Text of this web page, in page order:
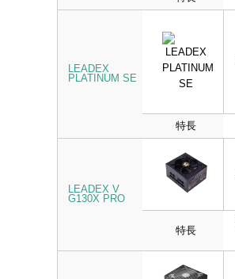
LEADEX
PLATINUM SE
特長
LEADEX V
G130X PRO
特長